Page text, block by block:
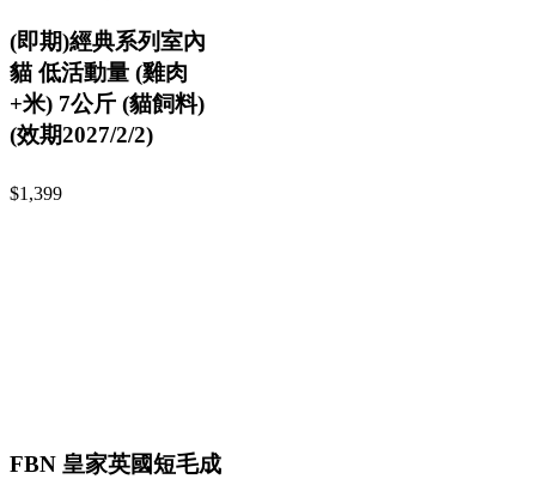
(即期)經典系列室內
貓 低活動量 (雞肉
+米) 7公斤 (貓飼料)
(效期2027/2/2)
$1,399
FBN 皇家英國短毛成